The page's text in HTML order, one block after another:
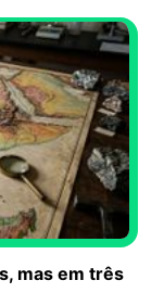
mas em três